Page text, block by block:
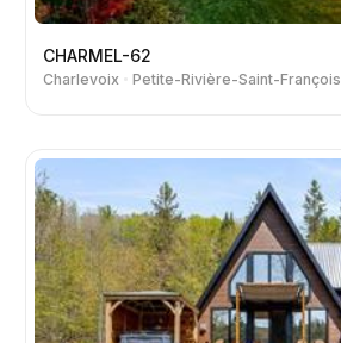
CHARMEL-62
Charlevoix Petite-Rivière-Saint-François